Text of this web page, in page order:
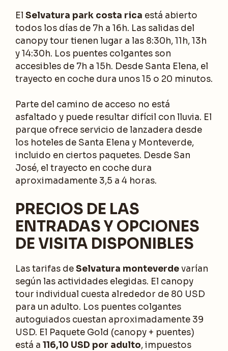
El Selvatura park costa rica está abierto
todos los días de 7h a 16h. Las salidas del
canopy tour tienen lugar a las 8:30h, 11h, 13h
y 14:30h. Los puentes colgantes son
accesibles de 7h a 15h. Desde Santa Elena, el
trayecto en coche dura unos 15 o 20 minutos.
Parte del camino de acceso no está
asfaltado y puede resultar difícil con lluvia. El
parque ofrece servicio de lanzadera desde
los hoteles de Santa Elena y Monteverde,
incluido en ciertos paquetes. Desde San
José, el trayecto en coche dura
aproximadamente 3,5 a 4 horas.
PRECIOS DE LAS
ENTRADAS Y OPCIONES
DE VISITA DISPONIBLES
Las tarifas deSelvatura monteverdevarían
según las actividades elegidas. El canopy
tour individual cuesta alrededor de 80 USD
para un adulto. Los puentes colgantes
autoguiados cuestan aproximadamente 39
USD. El Paquete Gold (canopy + puentes)
está a 116,10 USD por adulto, impuestos